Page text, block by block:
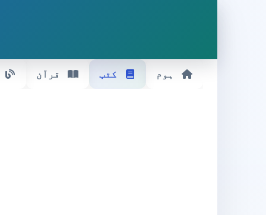
ہوم کتب قرآن